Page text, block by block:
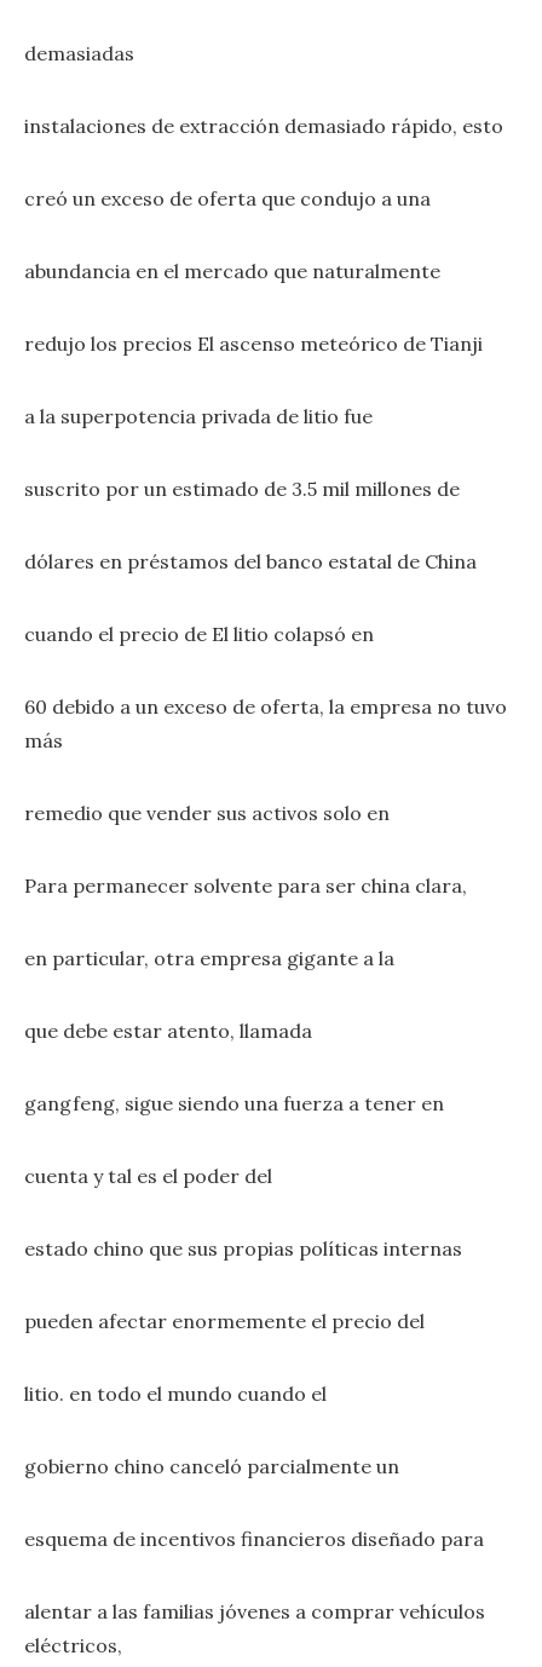
demasiadas
instalaciones de extracción demasiado rápido, esto
creó un exceso de oferta que condujo a una
abundancia en el mercado que naturalmente
redujo los precios El ascenso meteórico de Tianji
a la superpotencia privada de litio fue
suscrito por un estimado de 3.5 mil millones de
dólares en préstamos del banco estatal de China
cuando el precio de El litio colapsó en
60 debido a un exceso de oferta, la empresa no tuvo
más
remedio que vender sus activos solo en
Para permanecer solvente para ser china clara,
en particular, otra empresa gigante a la
que debe estar atento, llamada
gangfeng, sigue siendo una fuerza a tener en
cuenta y tal es el poder del
estado chino que sus propias políticas internas
pueden afectar enormemente el precio del
litio. en todo el mundo cuando el
gobierno chino canceló parcialmente un
esquema de incentivos financieros diseñado para
alentar a las familias jóvenes a comprar vehículos
eléctricos,